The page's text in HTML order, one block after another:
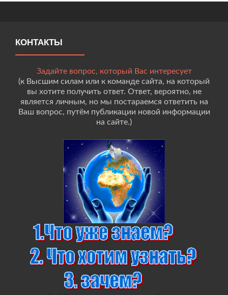
КОНТАКТЫ
Задайте вопрос, который Вас интересует
(к Высшим силам или к команде сайта, на который
вы хотите получить ответ. Ответ, вероятно, не
является личным, но мы постараемся ответить на
Ваш вопрос, путём публикации новой информации
на сайте.)